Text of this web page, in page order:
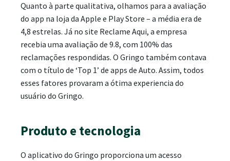
Quanto à parte qualitativa, olhamos para a avaliação
do app na loja da Apple e Play Store – a média era de
4,8 estrelas. Já no site Reclame Aqui, a empresa
recebia uma avaliação de 9.8, com 100% das
reclamações respondidas. O Gringo também contava
com o título de ‘Top 1’ de apps de Auto. Assim, todos
esses fatores provaram a ótima experiencia do
usuário do Gringo.
Produto e tecnologia
O aplicativo do Gringo proporciona um acesso